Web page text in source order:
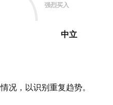
强烈买入
中立
况，以识别重复趋势。